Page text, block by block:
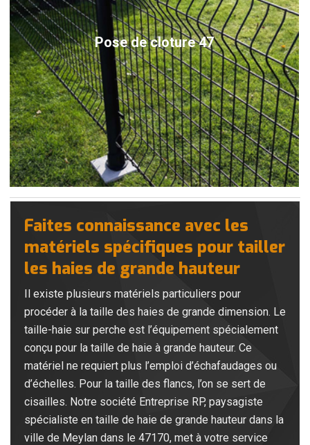
Pose de cloture 47
Faites connaissance avec les
matériels spécifiques pour tailler
les haies de grande hauteur
Il existe plusieurs matériels particuliers pour
procéder à la taille des haies de grande dimension. Le
taille-haie sur perche est l’équipement spécialement
conçu pour la taille de haie à grande hauteur. Ce
matériel ne requiert plus l’emploi d’échafaudages ou
d’échelles. Pour la taille des flancs, l’on se sert de
cisailles. Notre société Entreprise RP, paysagiste
spécialiste en taille de haie de grande hauteur dans la
ville de Meylan dans le 47170, met à votre service